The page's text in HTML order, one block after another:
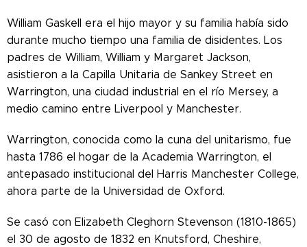
William Gaskell era el hijo mayor y su familia había sido
durante mucho tiempo una familia de disidentes. Los
padres de William, William y Margaret Jackson,
asistieron a la Capilla Unitaria de Sankey Street en
Warrington, una ciudad industrial en el río Mersey, a
medio camino entre Liverpool y Manchester.
Warrington, conocida como la cuna del unitarismo, fue
hasta 1786 el hogar de la Academia Warrington, el
antepasado institucional del Harris Manchester College,
ahora parte de la Universidad de Oxford.
Se casó con Elizabeth Cleghorn Stevenson (1810-1865)
el 30 de agosto de 1832 en Knutsford, Cheshire,